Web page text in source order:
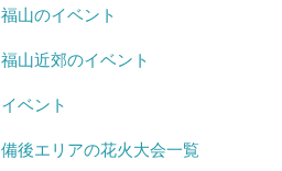
福山のイベント
福山近郊のイベント
イベント
備後エリアの花火大会一覧